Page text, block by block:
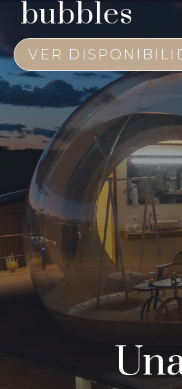
bubbles
VER